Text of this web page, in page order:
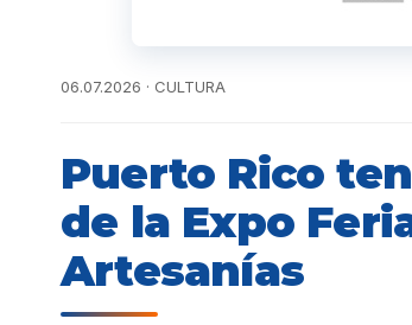
06.07.2026 · CULTURA
Puerto Rico
de la Expo
Artesanías